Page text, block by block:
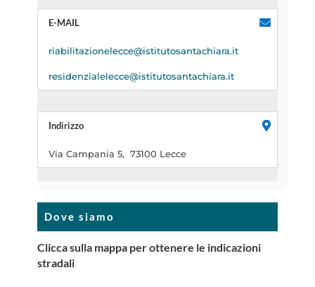
E-MAIL
riabilitazionelecce@istitutosantachiara.it
residenzialelecce@istitutosantachiara.it
Indirizzo
Via Campania 5, 73100 Lecce
Dove siamo
Clicca sulla mappa per ottenere le indicazioni
stradali